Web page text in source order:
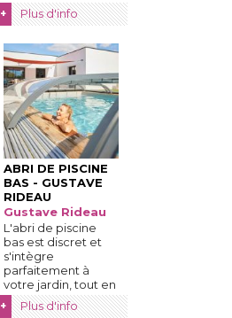
+ Plus d'info
ABRI DE PISCINE
BAS - GUSTAVE
RIDEAU
Gustave Rideau
L'abri de piscine
bas est discret et
s'intègre
parfaitement à
votre jardin, tout en
...
+ Plus d'info